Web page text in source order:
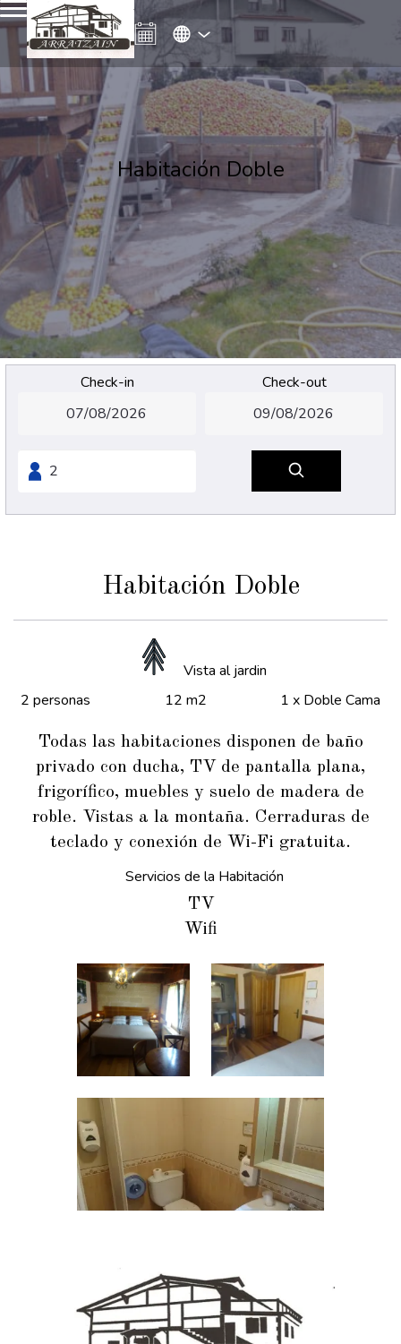
Habitación Doble
Check-in Check-out
Habitación Doble
Vista al jardin
2 personas
12 m2 1 x Doble Cama
Todas las habitaciones disponen de baño
privado con ducha, TV de pantalla plana,
frigorífico, muebles y suelo de madera de
roble. Vistas a la montaña. Cerraduras de
teclado y conexión de Wi-Fi gratuita.
Servicios de la Habitación
TV
Wifi